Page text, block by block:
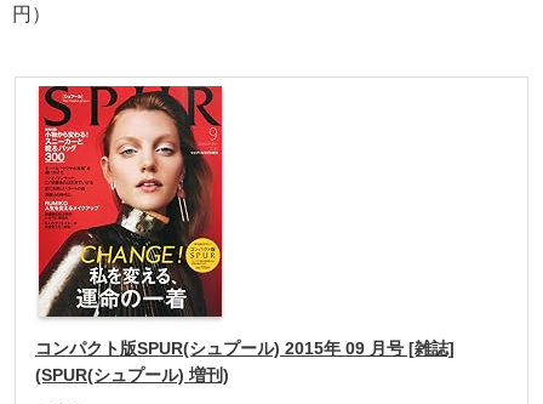
円）
コンパクト版SPUR(シュプール) 2015年 09 月号 [雑誌]
(SPUR(シュプール) 増刊)